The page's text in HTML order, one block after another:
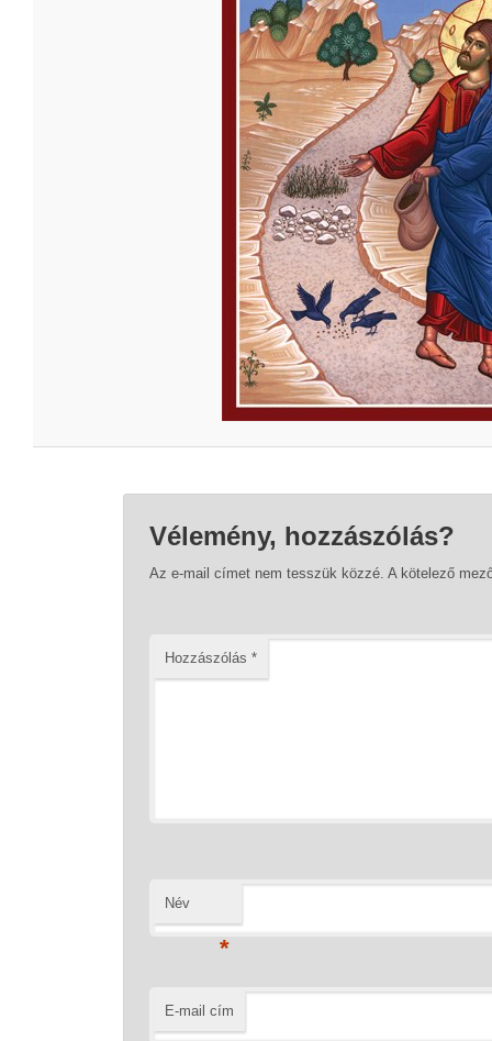
Vélemény, hozzászólás?
Az e-mail címet nem tesszük közzé. A kötelező
Hozzászólás *
Név
*
E-mail cím